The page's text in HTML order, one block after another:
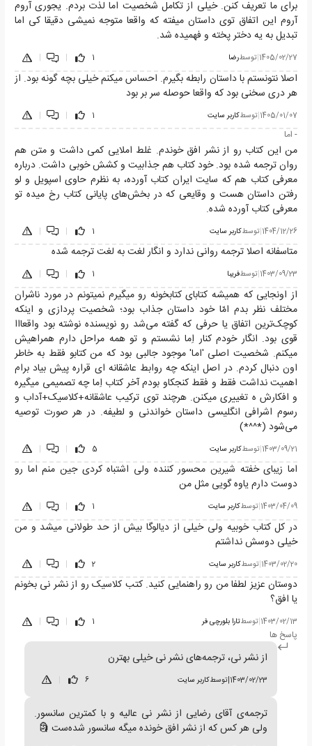
برای ما تعریف کنن. خیلی از تکامل شخصیت اما لذت بردم. یجوری آروم
آروم این اتفاق توی داستان میفته که واقعا متوجه نمیشی دقیقا کی اما
تبدیل به یه دختر پخته و فهمیده شد.
1405/02/27
|توسطرضا 1
|
|
اصلا نتونستم با داستان رابطه بگیرم. احساس میکنم خیلی بچه گونه بود. از
هر دری سخنی بود که واقعا حوصله سر بر بود
1405/01/07
|توسطکاربر سایت 1
|
|
- اما
من این کتاب رو از نشر افق خوندم. غلط املایی کمی داشت و متن هم
روان ترجمه شده بود. خود کتاب هم جذابیت و کشش خوبی داشت. درباره
معرفی کتاب هم که سایت ایران کتاب آورده، به نظرم حاوی اسپویل و لو
رفتن داستان هست و وقایعی که در بخش‌های پایانی کتاب رخ میده تو
معرفی کتاب آورده شده.
1404/12/26
|توسطکاربر سایت 1
|
|
متاسفانه اصلا ترجمه روانی ندارد و انگار لغت به لغت ترجمه شده
1403/09/23
|توسطفریبا 1
|
|
از اونجایی که همیشه کتابای کتابخونه رو میگیرم نمیتونم در مورد ناشران
مختلف نظر بدم امّا خود داستان جذاب بود؛ شخصیت پردازی و اینکه
کوچک‌ترین اتفاق یا حرفی که گفته می‌شد رو نویسنده نوشته بود واقعااا
قوی بود. انگار خودم کنار اِما نشستم و تو همه مراحل دارم همراهیش
میکنم. شخصیت اصلی 'اما' موجود جالبی بود که من کتابو فقط به خاطر
اون دنبال کردم. در اصل اینکه چه روابط عاشقانه ای قراره پیش بیاد برام
اهمیت نداشت فقط و فقط کنجکاو بودم آخر کتاب اِما چه تصمیمی میگیره
و افکارش ه تغییری میکنن. هرچند توی ترکیب عاشقانه+کلاسیک+آداب و
رسوم اشرافی انگلیسی داستان خواندنی و لطیفه‌. در هر صورت توصیه
می‌شود (*^^*)
1403/09/21
|توسطکاربر سایت 5
|
|
اما زیبای خفته شیرین محسور کننده ولی اشتباه کردی جین منم اما رو
دوست دارم یاوه گویی مثل من
1403/04/09
|توسطکاربر سایت 1
|
|
در کل کتاب خوبیه ولی خیلی از دیالوگا بیش از حد طولانی میشد و من
خیلی دوسش نداشتم
1403/02/20
|توسطکاربر سایت 2
|
|
دوستان عزیز لطفا من رو راهنمایی کنید. کتب کلاسیک رو از نشر نی بخونم
یا افق؟
1403/02/13
|توسطتارا بلورچی فر 1
|
|
پاسخ ها
از نشر نی، ترجمه‌های نشر نی خیلی بهترن
1403/02/23
|توسطکاربر سایت 6
ترجمه‌ی آقای رضایی از نشر نی عالیه و با کمترین سانسور.
ولی هر کس که از نشر افق خونده میگه سانسور شده‌ست 🗿